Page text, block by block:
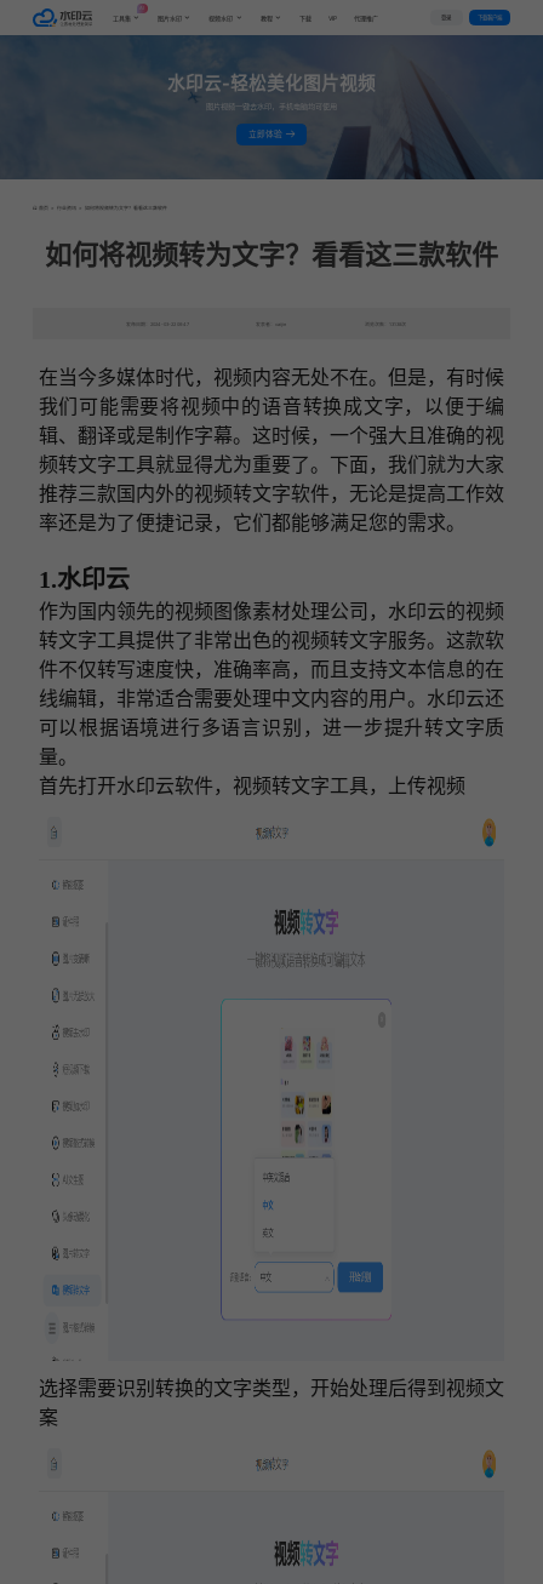
工具集
AI
图片水印 视频水印 教程 下载 VIP 代理推广 登录 下载客户端
水印云-轻松美化图片视频
图片视频一键去水印，手机电脑均可使用
立即体验
首页 > 行业资讯 > 如何将视频转为文字？看看这三款软件
如何将视频转为文字？看看这三款软件
发布日期：2024-03-22 09:47 发表者：caijie 浏览次数：13138次
在当今多媒体时代，视频内容无处不在。但是，有时候
我们可能需要将视频中的语音转换成文字，以便于编
辑、翻译或是制作字幕。这时候，一个强大且准确的视
频转文字工具就显得尤为重要了。下面，我们就为大家
推荐三款国内外的视频转文字软件，无论是提高工作效
率还是为了便捷记录，它们都能够满足您的需求。
1.水印云
作为国内领先的视频图像素材处理公司，水印云的视频
转文字工具提供了非常出色的视频转文字服务。这款软
件不仅转写速度快，准确率高，而且支持文本信息的在
线编辑，非常适合需要处理中文内容的用户。水印云还
可以根据语境进行多语言识别，进一步提升转文字质
量。
首先打开水印云软件，视频转文字工具，上传视频
选择需要识别转换的文字类型，开始处理后得到视频文
案